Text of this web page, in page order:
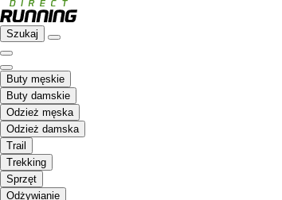
Szukaj
Buty męskie
Buty damskie
Odzież męska
Odzież damska
Trail
Trekking
Sprzęt
Odżywianie